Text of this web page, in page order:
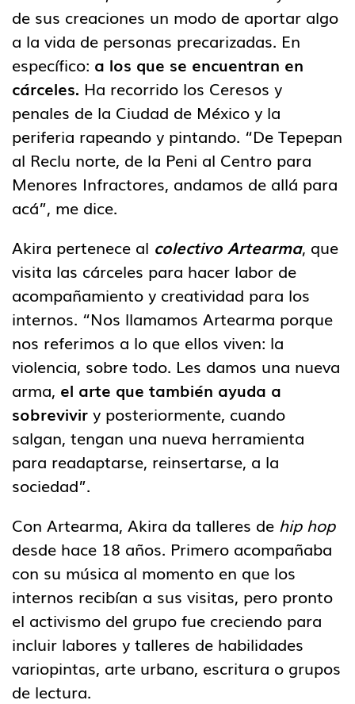
de sus creaciones un modo de aportar algo
a la vida de personas precarizadas. En
específico: a los que se encuentran en
cárceles. Ha recorrido los Ceresos y
penales de la Ciudad de México y la
periferia rapeando y pintando. “De Tepepan
al Reclu norte, de la Peni al Centro para
Menores Infractores, andamos de allá para
acá”, me dice.
Akira pertenece al colectivo Artearma, que
visita las cárceles para hacer labor de
acompañamiento y creatividad para los
internos. “Nos llamamos Artearma porque
nos referimos a lo que ellos viven: la
violencia, sobre todo. Les damos una nueva
arma, el arte que también ayuda a
sobrevivir y posteriormente, cuando
salgan, tengan una nueva herramienta
para readaptarse, reinsertarse, a la
sociedad”.
Con Artearma, Akira da talleres de hip hop
desde hace 18 años. Primero acompañaba
con su música al momento en que los
internos recibían a sus visitas, pero pronto
el activismo del grupo fue creciendo para
incluir labores y talleres de habilidades
variopintas, arte urbano, escritura o grupos
de lectura.